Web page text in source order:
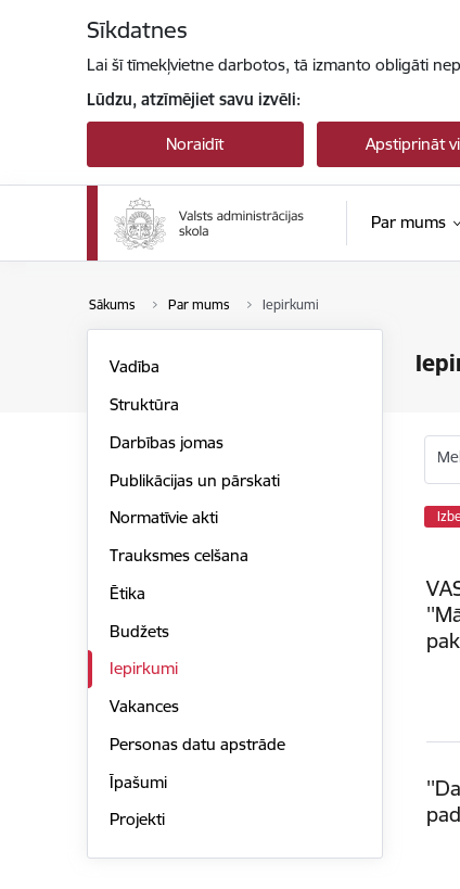
Sīkdatnes
Lai šī tīmekļvietne darbotos, tā izmanto obligāti
Lūdzu, atzīmējiet savu izvēli:
Noraidīt Apstiprināt
Par mums
Sākums Par mums Iepirkumi
Vadība
Struktūra
Darbības jomas
Publikācijas un pārskati
Normatīvie akti
Trauksmes celšana
Ētika
Budžets
Iepirkumi
Vakances
Personas datu apstrāde
Īpašumi
Projekti